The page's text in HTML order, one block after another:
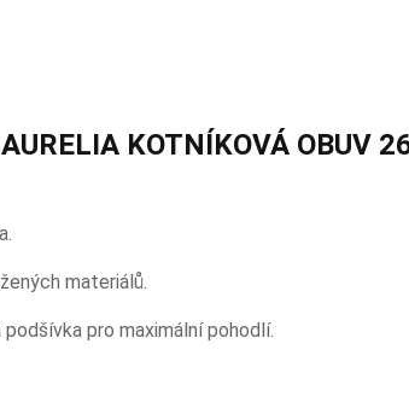
KOTNÍKOVÁ OBUV
materiálů.
pro maximální pohodlí.